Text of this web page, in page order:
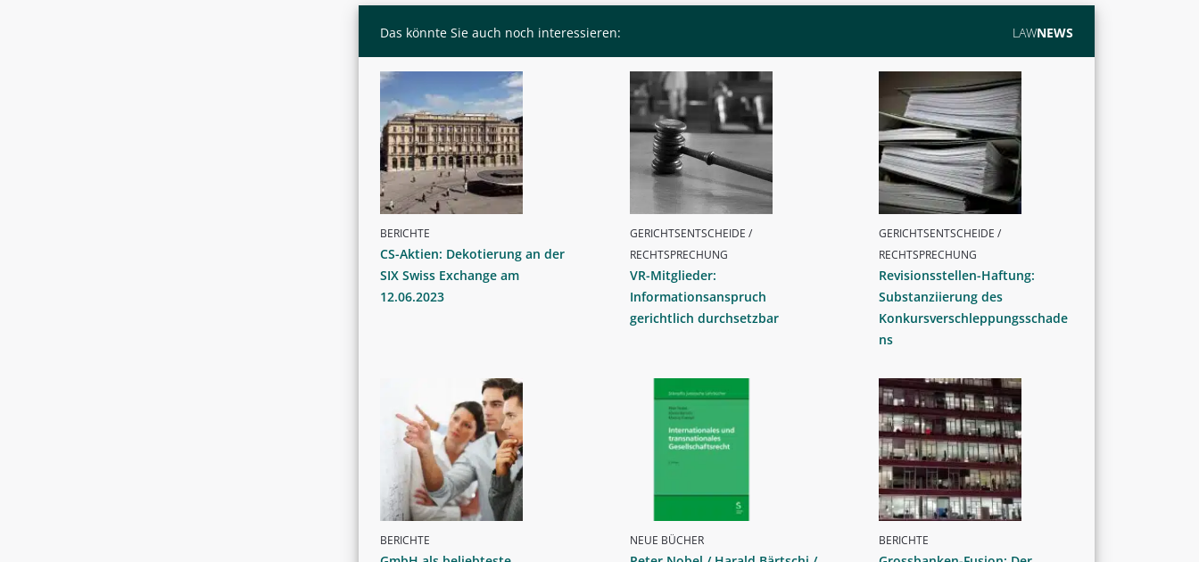
Das könnte Sie auch noch interessieren: LAWNEWS
BERICHTE
CS-Aktien: Dekotierung an der
SIX Swiss Exchange am
12.06.2023
GERICHTSENTSCHEIDE /
RECHTSPRECHUNG
VR-Mitglieder:
Informationsanspruch
gerichtlich durchsetzbar
GERICHTSENTSCHEIDE /
RECHTSPRECHUNG
Revisionsstellen-Haftung:
Substanziierung des
Konkursverschleppungsschade
ns
BERICHTE NEUE BÜCHER BERICHTE